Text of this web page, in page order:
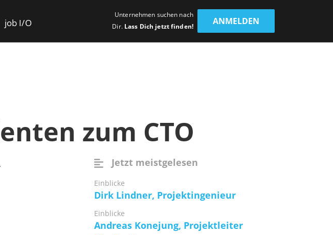
job I/O
Unternehmen suchen nach
Dir. Lass Dich jetzt finden!
ANMELDEN
zum CTO
Jetzt meistgelesen
Einblicke
Dirk Lindner, Projektingenieur
Einblicke
Andreas Konejung, Projektleiter